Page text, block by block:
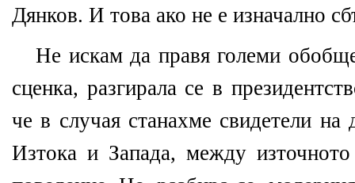
Дянков. И това ако не е изначално
Не искам да правя големи
сценка, разгирала се в
че в случая станахме свидетели
Изтока и Запада, между